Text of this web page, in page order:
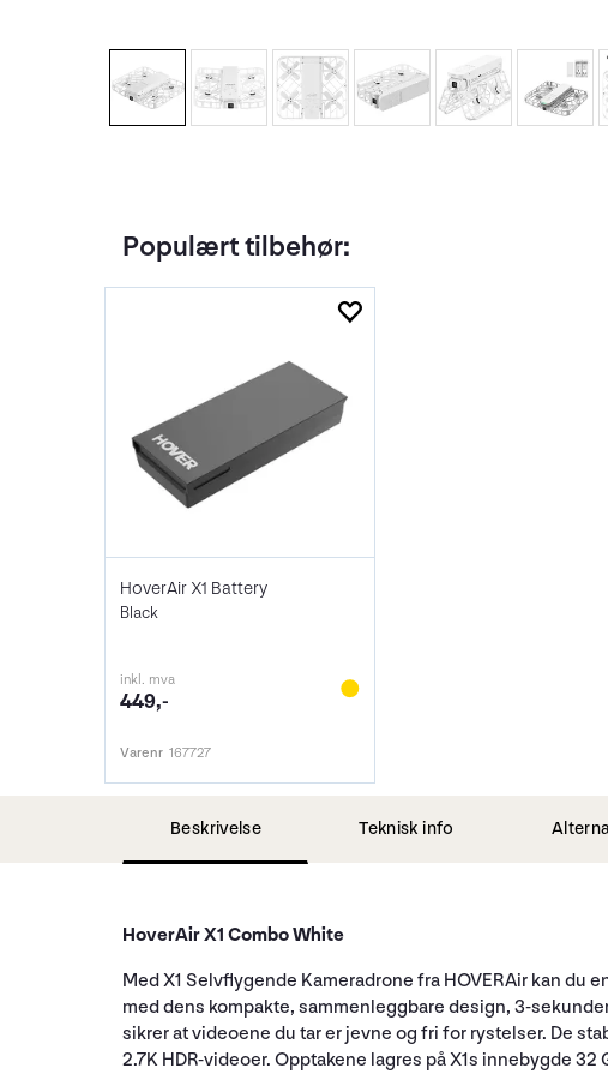
Populært tilbehør:
HoverAir X1 Battery
Black
inkl. mva
449,-
Varenr 167727
Beskrivelse Teknisk info
HoverAir X1 Combo White
Med X1 Selvflygende Kameradrone fra HOVERAir kan
med dens kompakte, sammenleggbare design, 3-
sikrer at videoene du tar er jevne og fri for rystelser. De
2.7K HDR-videoer. Opptakene lagres på X1s innebygde